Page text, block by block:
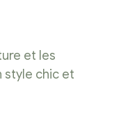
et les
style chic et